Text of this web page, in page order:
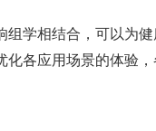
学相结合，可以为
各应用场景的体验